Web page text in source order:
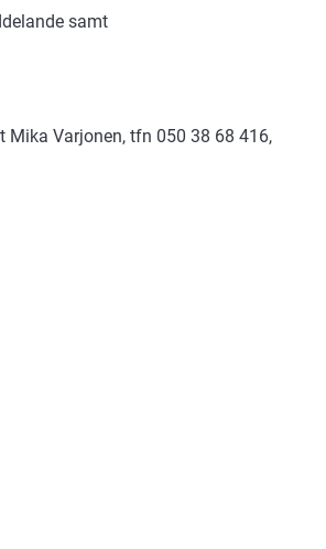
samt
Mika Varjonen, tfn 050 38 68 416,